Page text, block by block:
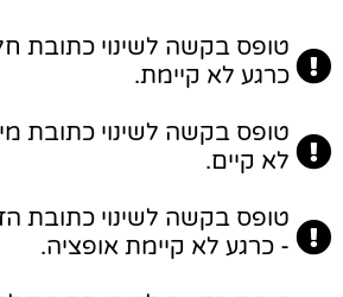
טופס בקשה לשינוי כתובת
כרגע לא קיימת.
טופס בקשה לשינוי כתובת
לא קיים.
טופס בקשה לשינוי כתובת
- כרגע לא קיימת אופציה.